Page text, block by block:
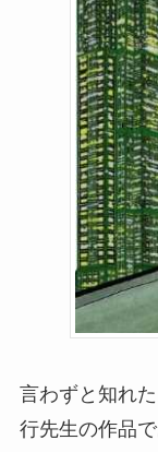
言わずと知れ
行先生の作品